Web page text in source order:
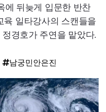
에 뒤늦게 입문한 반찬
육 일타강사의 스캔들을
경호가 주연을 맡았다.
남궁민안은진